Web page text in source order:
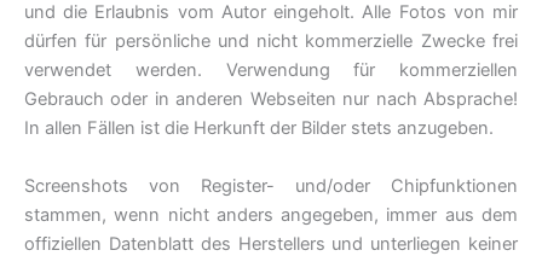
und die Erlaubnis vom Autor eingeholt. Alle Fotos von mir
dürfen für persönliche und nicht kommerzielle Zwecke frei
verwendet werden. Verwendung für kommerziellen
Gebrauch oder in anderen Webseiten nur nach Absprache!
In allen Fällen ist die Herkunft der Bilder stets anzugeben.
Screenshots von Register- und/oder Chipfunktionen
stammen, wenn nicht anders angegeben, immer aus dem
offiziellen Datenblatt des Herstellers und unterliegen keiner